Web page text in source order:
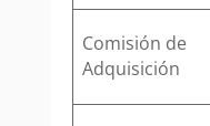
Comisión de
Adquisición